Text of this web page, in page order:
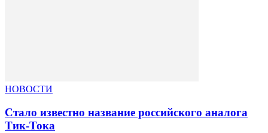
НОВОСТИ
Стало известно название российского аналога
Тик-Тока